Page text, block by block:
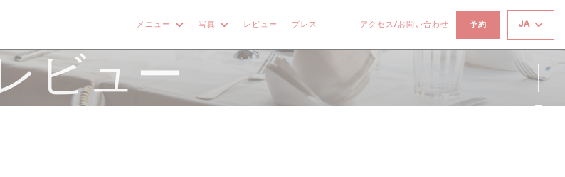
メニュー 写真 レビュー
プレス
アクセス/お問い合わせ 予約 JA
レビュー